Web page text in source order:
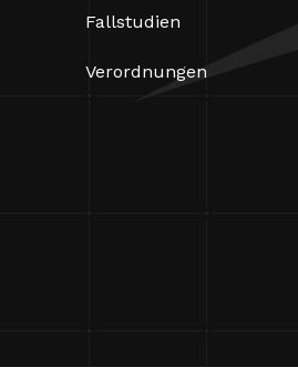
Fallstudien
Verordnungen